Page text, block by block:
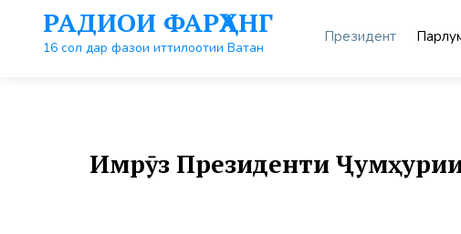
контенту
РАДИОИ ФАРҲАНГ
16 сол дар фазои иттилоотии Ватан
Президент
Имрӯз Президенти